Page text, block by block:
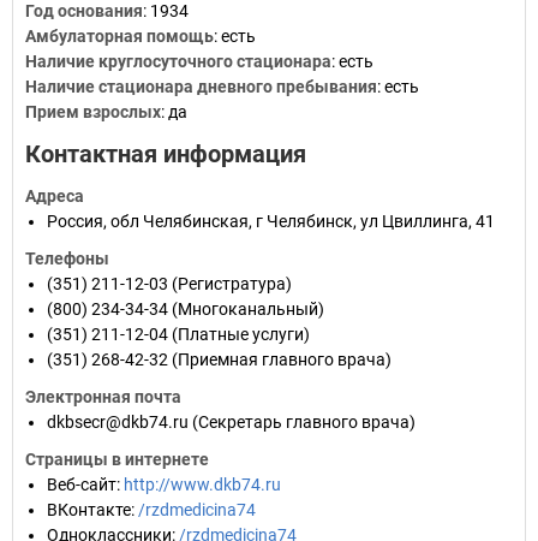
Год основания: 1934
Амбулаторная помощь: есть
Наличие круглосуточного стационара: есть
Наличие стационара дневного пребывания: есть
Прием взрослых: да
Контактная информация
Адреса
Россия, обл Челябинская, г Челябинск, ул Цвиллинга, 41
Телефоны
(351) 211-12-03 (Регистратура)
(800) 234-34-34 (Многоканальный)
(351) 211-12-04 (Платные услуги)
(351) 268-42-32 (Приемная главного врача)
Электронная почта
dkbsecr@dkb74.ru (Секретарь главного врача)
Страницы в интернете
Веб-сайт: http://www.dkb74.ru
ВКонтакте: /rzdmedicina74
Одноклассники: /rzdmedicina74